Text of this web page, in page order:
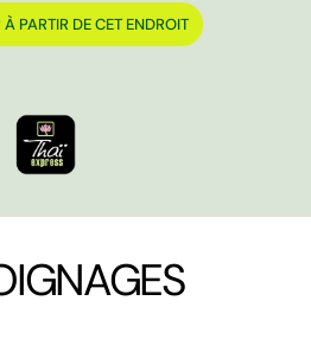
PARTIR DE CET ENDROIT